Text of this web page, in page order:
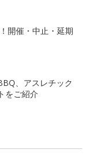
開催・中止・延期
、アスレチック
をご紹介